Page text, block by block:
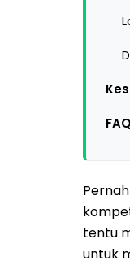
FAQ
tentu
untuk